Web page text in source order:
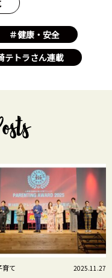
＃健康・安全
テトラさん連載
育て 2025.11.27